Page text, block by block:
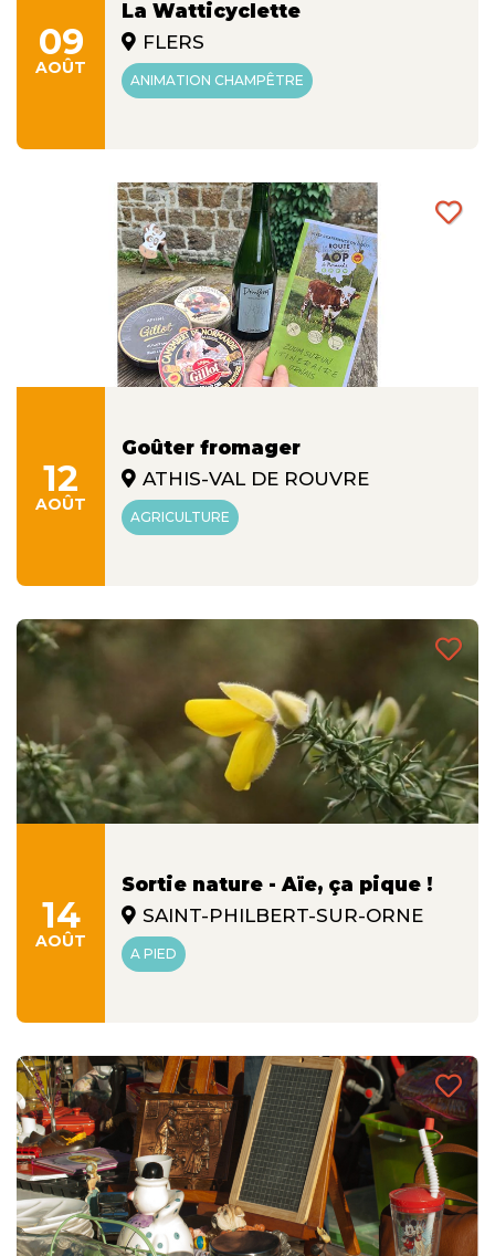
09
AOÛT
La Watticyclette
FLERS
ANIMATION CHAMPÊTRE
12
AOÛT
Goûter fromager
ATHIS-VAL DE ROUVRE
AGRICULTURE
14
AOÛT
Sortie nature - Aïe, ça pique !
SAINT-PHILBERT-SUR-ORNE
A PIED